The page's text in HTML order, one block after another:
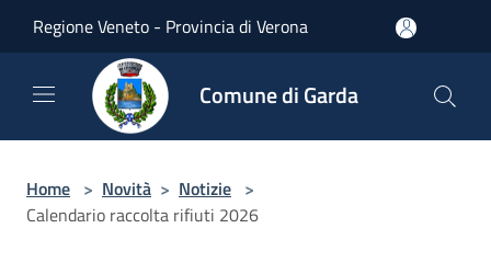
Regione Veneto - Provincia di Verona
Comune di Garda
Home > Novità > Notizie >
Calendario raccolta rifiuti 2026